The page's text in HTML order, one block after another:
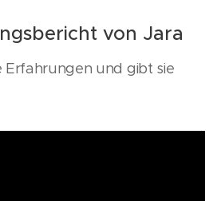
von Jara
Erfahrungen und gibt sie